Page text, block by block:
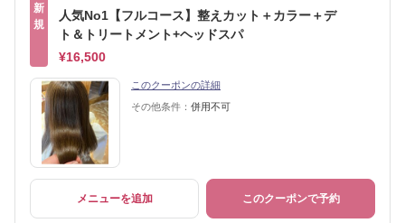
新
規
人気No1【フルコース】整えカット＋カラー＋デ
ト＆トリートメント+ヘッドスパ
¥16,500
このクーポンの詳細
その他条件： 併用不可
メニューを追加 このクーポンで予約